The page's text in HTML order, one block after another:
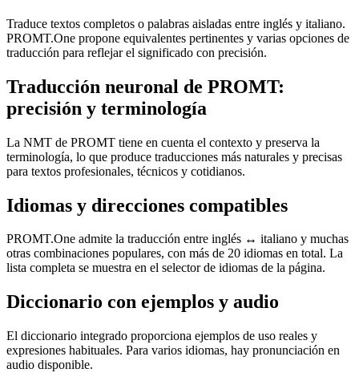
Traduce textos completos o palabras aisladas entre inglés y italiano.
PROMT.One propone equivalentes pertinentes y varias opciones de
traducción para reflejar el significado con precisión.
Traducción neuronal de PROMT:
precisión y terminología
La NMT de PROMT tiene en cuenta el contexto y preserva la
terminología, lo que produce traducciones más naturales y precisas
para textos profesionales, técnicos y cotidianos.
Idiomas y direcciones compatibles
PROMT.One admite la traducción entre inglés ↔ italiano y muchas
otras combinaciones populares, con más de 20 idiomas en total. La
lista completa se muestra en el selector de idiomas de la página.
Diccionario con ejemplos y audio
El diccionario integrado proporciona ejemplos de uso reales y
expresiones habituales. Para varios idiomas, hay pronunciación en
audio disponible.